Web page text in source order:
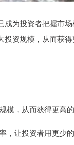
为投资者把握市
资规模，从而获得
，从而获得更高的
让投资者用更少的